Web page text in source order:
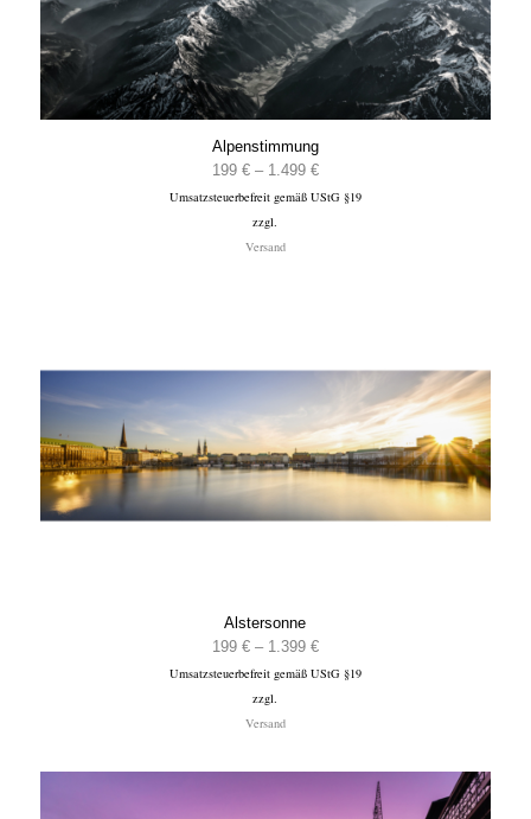
Alpenstimmung
199 € – 1.499 €Preisspanne:
199 €
Umsatzsteuerbefreit gemäß UStG §19
zzgl.
Versand
Alstersonne
199 € – 1.399 €Preisspanne:
199 €
Umsatzsteuerbefreit gemäß UStG §19
zzgl.
Versand